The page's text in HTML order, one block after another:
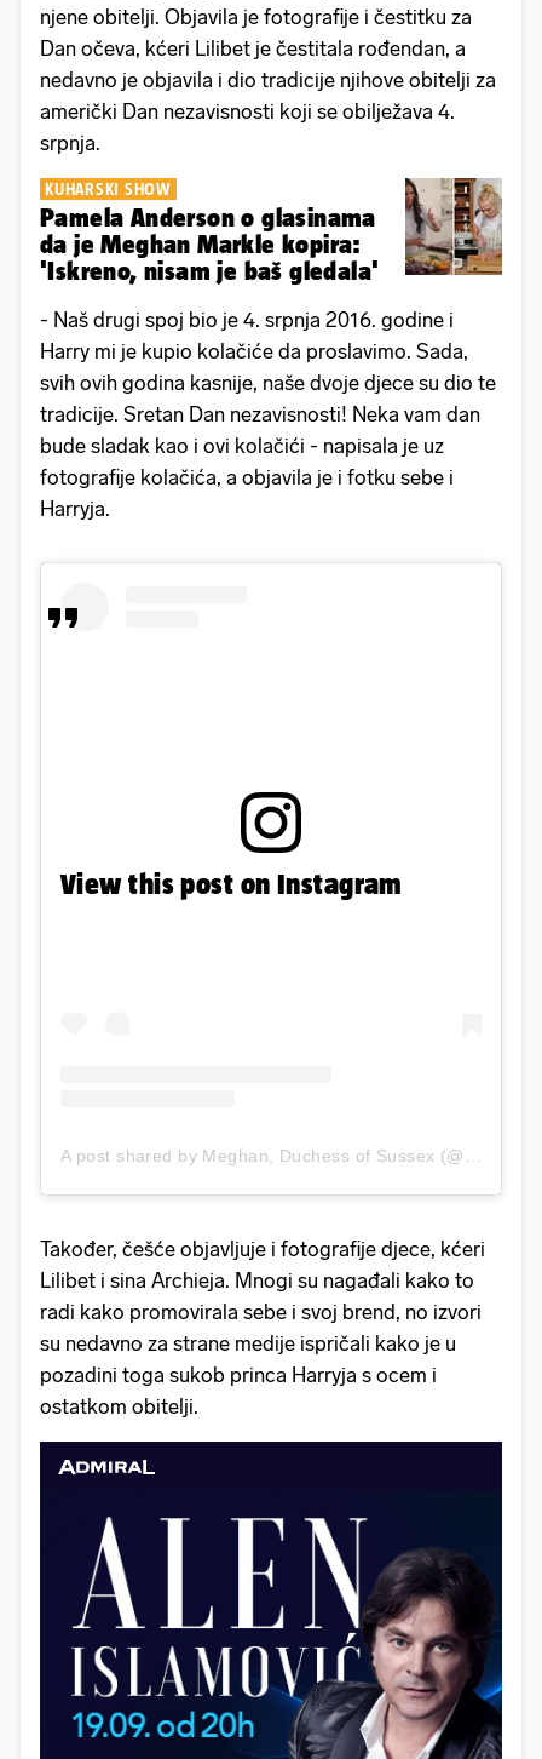
njene obitelji. Objavila je fotografije i čestitku za
Dan očeva, kćeri Lilibet je čestitala rođendan, a
nedavno je objavila i dio tradicije njihove obitelji za
američki Dan nezavisnosti koji se obilježava 4.
srpnja.
KUHARSKI SHOW
Pamela Anderson o glasinama
da je Meghan Markle kopira:
'Iskreno, nisam je baš gledala'
- Naš drugi spoj bio je 4. srpnja 2016. godine i
Harry mi je kupio kolačiće da proslavimo. Sada,
svih ovih godina kasnije, naše dvoje djece su dio te
tradicije. Sretan Dan nezavisnosti! Neka vam dan
bude sladak kao i ovi kolačići - napisala je uz
fotografije kolačića, a objavila je i fotku sebe i
Harryja.
View this post on Instagram
Također, češće objavljuje i fotografije djece, kćeri
Lilibet i sina Archieja. Mnogi su nagađali kako to
radi kako promovirala sebe i svoj brend, no izvori
su nedavno za strane medije ispričali kako je u
pozadini toga sukob princa Harryja s ocem i
ostatkom obitelji.